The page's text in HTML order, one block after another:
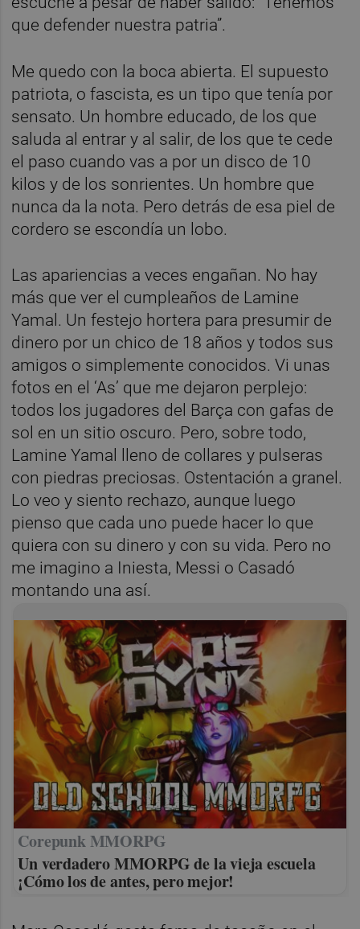
que defender nuestra patria”.
Me quedo con la boca abierta. El supuesto
patriota, o fascista, es un tipo que tenía por
sensato. Un hombre educado, de los que
saluda al entrar y al salir, de los que te cede
el paso cuando vas a por un disco de 10
kilos y de los sonrientes. Un hombre que
nunca da la nota. Pero detrás de esa piel de
cordero se escondía un lobo.
Las apariencias a veces engañan. No hay
más que ver el cumpleaños de Lamine
Yamal. Un festejo hortera para presumir de
dinero por un chico de 18 años y todos sus
amigos o simplemente conocidos. Vi unas
fotos en el ‘As’ que me dejaron perplejo:
todos los jugadores del Barça con gafas de
sol en un sitio oscuro. Pero, sobre todo,
Lamine Yamal lleno de collares y pulseras
con piedras preciosas. Ostentación a granel.
Lo veo y siento rechazo, aunque luego
pienso que cada uno puede hacer lo que
quiera con su dinero y con su vida. Pero no
me imagino a Iniesta, Messi o Casadó
montando una así.
Corepunk MMORPG
Un verdadero MMORPG de la vieja escuela
¡Cómo los de antes, pero mejor!